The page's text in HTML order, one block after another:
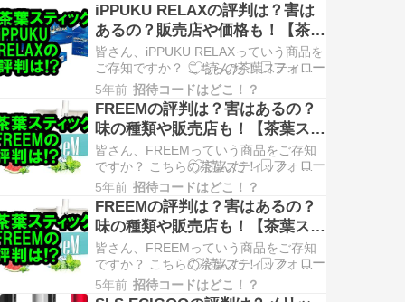
iPPUKU RELAXの評判は？害は
あるの？販売店や価格も！【茶葉
スティック】
皆さん、iPPUKU RELAXっていう商品を
ご存知ですか？ こちらの茶葉スティッ
ク、なかなか人気みたいよ・・・！ と
いうわけで、iPPUKU RELAXについてち
ょっと調べてみました。 興味のある方
は、ご覧ください！ iPPUKU RELAX(イ
ップク・リラックス)とは？ i…
5年前 招待コードはどこ！？
FREEMの評判は？害はあるの？
味の種類や販売店も！【茶葉ステ
ィック】
皆さん、FREEMっていう商品をご存知
ですか？ こちらの茶葉スティック、な
かなか人気みたいよ・・・！ というわ
けで、FREEMについてちょっと調べて
みました。 興味のある方は、ご覧くだ
さい！ FREEM(フリーム)とは？
FREEM(フリーム)とは、電子タバコアイ
コスのヒートス…
5年前 招待コードはどこ！？
FREEMの評判は？害はあるの？
味の種類や販売店も！【茶葉ステ
ィック】
皆さん、FREEMっていう商品をご存知
ですか？ こちらの茶葉スティック、な
かなか人気みたいよ・・・！ というわ
けで、FREEMについてちょっと調べて
5年前 招待コードはどこ！？